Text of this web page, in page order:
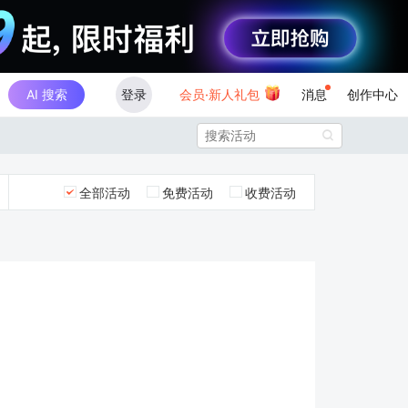
AI 搜索 登录 会员·新人礼包 消息 创作中心

全部活动 免费活动 收费活动